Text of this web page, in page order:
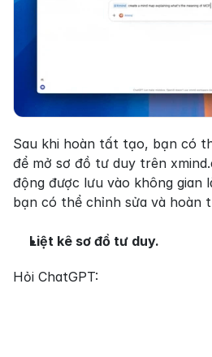
Sau khi hoàn tất tạo, bạn có
để mở sơ đồ tư duy trên
động được lưu vào không gian
bạn có thể chỉnh sửa và hoàn
Liệt kê sơ đồ tư duy.
Hỏi ChatGPT: